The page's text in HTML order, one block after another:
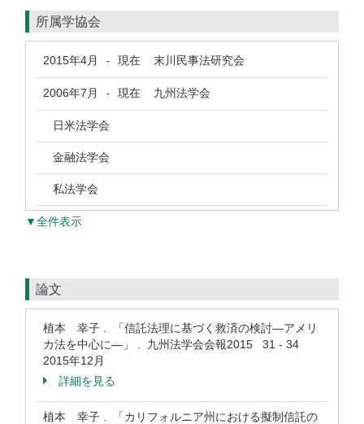
所属学協会
2015年4月 - 現在 末川民事法研究会
2006年7月 - 現在 九州法学会
日米法学会
金融法学会
私法学会
▼全件表示
論文
植本 幸子 . 「信託法理に基づく救済の検討―アメリ
カ法を中心に―」 . 九州法学会会報2015 31 - 34
2015年12月
詳細を見る
植本 幸子 . 「カリフォルニア州における擬制信託の